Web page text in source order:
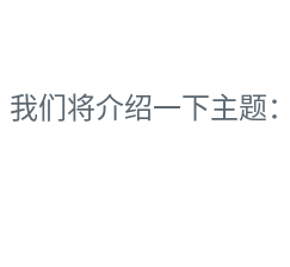
们将介绍一下主题：